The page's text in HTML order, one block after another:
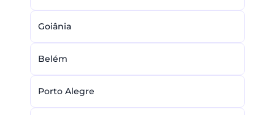
Goiânia
Belém
Porto Alegre